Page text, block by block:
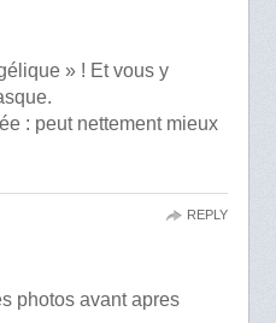
» ! Et vous y
: peut nettement mieux
photos avant apres
REPLY